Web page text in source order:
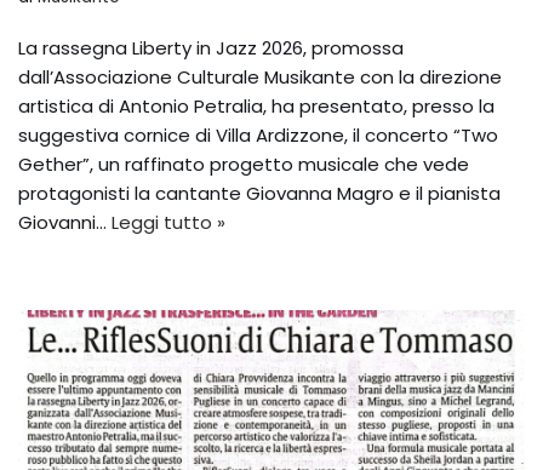
La rassegna Liberty in Jazz 2026, promossa
dall’Associazione Culturale Musikante con la direzione
artistica di Antonio Petralia, ha presentato, presso la
suggestiva cornice di Villa Ardizzone, il concerto “Two
Gether”, un raffinato progetto musicale che vede
protagonisti la cantante Giovanna Magro e il pianista
Giovanni… Leggi tutto »